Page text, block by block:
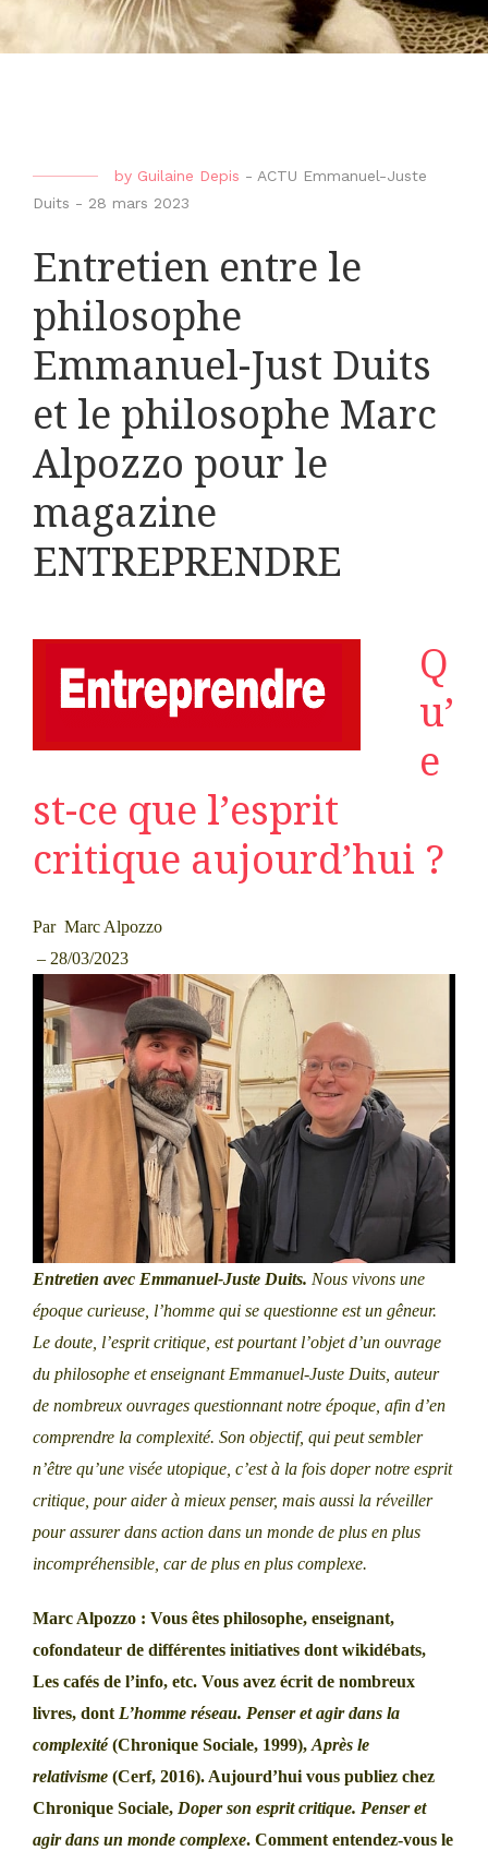
by Guilaine Depis - ACTU Emmanuel-Juste
Duits - 28 mars 2023
Entretien entre le
philosophe
Emmanuel-Just Duits
et le philosophe Marc
Alpozzo pour le
magazine
ENTREPRENDRE
Q
u’
e
st-ce que l’esprit
critique aujourd’hui ?
Par Marc Alpozzo
– 28/03/2023
Entretien avec Emmanuel-Juste Duits. Nous vivons une
époque curieuse, l’homme qui se questionne est un gêneur.
Le doute, l’esprit critique, est pourtant l’objet d’un ouvrage
du philosophe et enseignant Emmanuel-Juste Duits, auteur
de nombreux ouvrages questionnant notre époque, afin d’en
comprendre la complexité. Son objectif, qui peut sembler
n’être qu’une visée utopique, c’est à la fois doper notre esprit
critique, pour aider à mieux penser, mais aussi la réveiller
pour assurer dans action dans un monde de plus en plus
incompréhensible, car de plus en plus complexe.
Marc Alpozzo : Vous êtes philosophe, enseignant,
cofondateur de différentes initiatives dont wikidébats,
Les cafés de l’info, etc. Vous avez écrit de nombreux
livres, dont L’homme réseau. Penser et agir dans la
complexité(Chronique Sociale, 1999), Après le
relativisme (Cerf, 2016). Aujourd’hui vous publiez chez
Chronique Sociale, Doper son esprit critique. Penser et
agir dans un monde complexe. Comment entendez-vous le